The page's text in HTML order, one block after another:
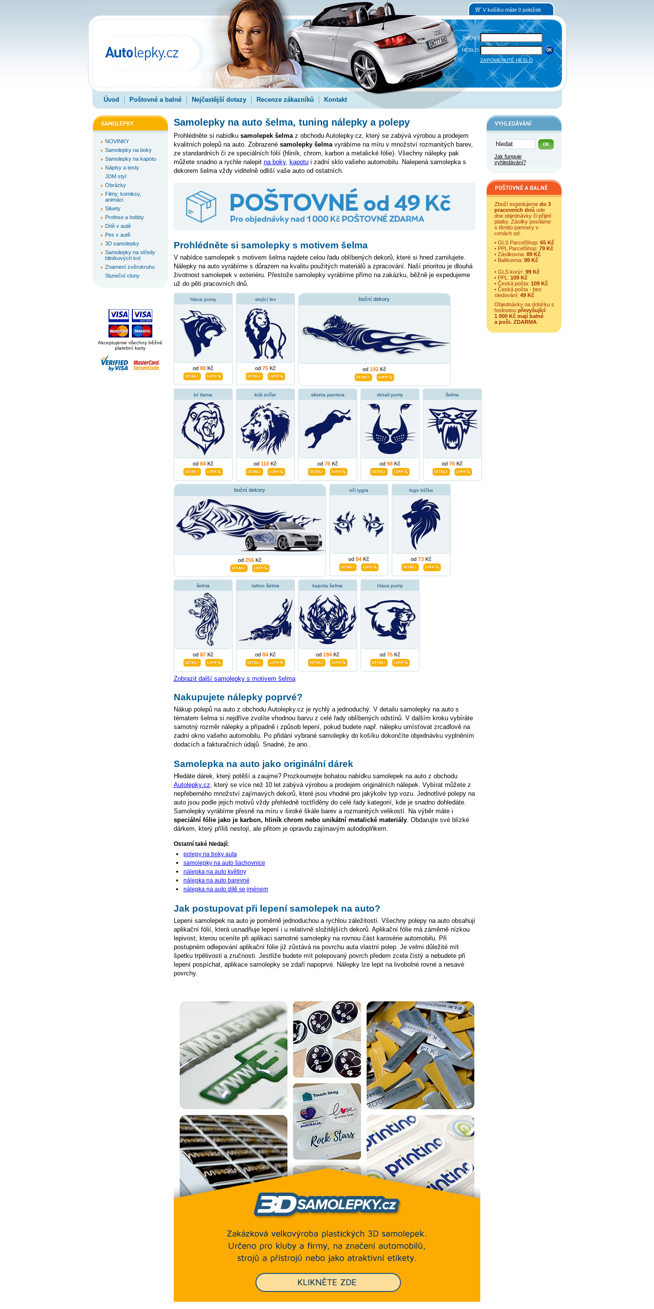
V košíku máte 0 položek
JMÉNO:
HESLO:
ZAPOMENUTÉ HESLO
Úvod Poštovné a balné Nejčastější dotazy Recenze zákazníků Kontakt
NOVINKY
Samolepky na boky
Samolepky na kapotu
Nápisy a texty
JDM styl
Obrázky
Filmy, komiksy,
animáci
Siluety
Profese a hobby
Dítě v autě
Pes v autě
3D samolepky
Samolepky na středy
hliníkových kol
Znamení zvěrokruhu
Sluneční clony
Akceptujeme všechny běžné
platební karty
Samolepky na auto šelma, tuning nálepky a polepy
Prohlédněte si nabídku samolepek šelmaz obchodu Autolepky.cz, který se zabývá výrobou a prodejem
kvalitních polepů na auto. Zobrazené samolepky šelmavyrábíme na míru v množství rozmanitých barev,
ze standardních či ze speciálních fólií (hliník, chrom, karbon a metalické fólie). Všechny nálepky pak
můžete snadno a rychle nalepit na boky, kapotui zadní sklo vašeho automobilu. Nalepená samolepka s
dekorem šelma vždy viditelně odliší vaše auto od ostatních.
Prohlédněte si samolepky s motivem šelma
V nabídce samolepek s motivem šelma najdete celou řadu oblíbených dekorů, které si hned zamilujete.
Nálepky na auto vyrábíme s důrazem na kvalitu použitých materiálů a zpracování. Naší prioritou je dlouhá
životnost samolepek v exteriéru. Přestože samolepky vyrábíme přímo na zakázku, běžně je expedujeme
už do pěti pracovních dnů.
hlava pumy
od 80Kč
stojící lev
od 75Kč
boční dekory
od 192Kč
lví tlama
od 84Kč
král zvířat
od 110 Kč
silueta pantera
od 76Kč
detail pumy
od 98Kč
šelma
od 76Kč
boční dekory
od 255Kč
oči tygra
od 84Kč
logo lvíčka
od 73Kč
šelma
od 87Kč
tattoo šelma
od 84Kč
kapota šelma
od 194Kč
hlava pumy
od 75Kč
Zobrazit další samolepky s motivem šelma
Nakupujete nálepky poprvé?
Nákup polepů na auto z obchodu Autolepky.cz je rychlý a jednoduchý. V detailu samolepky na auto s
tématem šelma si nejdříve zvolíte vhodnou barvu z celé řady oblíbených odstínů. V dalším kroku vybíráte
samotný rozměr nálepky a případně i způsob lepení, pokud budete např. nálepku umísťovat zrcadlově na
zadní okno vašeho automobilu. Po přidání vybrané samolepky do košíku dokončíte objednávku vyplněním
dodacích a fakturačních údajů. Snadné, že ano..
Samolepka na auto jako originální dárek
Hledáte dárek, který potěší a zaujme? Prozkoumejte bohatou nabídku samolepek na auto z obchodu
Autolepky.cz, který se více než 10 let zabývá výrobou a prodejem originálních nálepek. Vybírat můžete z
nepřeberného množství zajímavých dekorů, které jsou vhodné pro jakýkoliv typ vozu. Jednotlivé polepy na
auto jsou podle jejich motivů vždy přehledně roztříděny do celé řady kategorií, kde je snadno dohledáte.
Samolepky vyrábíme přesně na míru v široké škále barev a rozmanitých velikostí. Na výběr máte i
speciální fólie jako je karbon, hliník chrom nebo unikátní metalické materiály. Obdarujte své blízké
dárkem, který příliš nestojí, ale přitom je opravdu zajímavým autodoplňkem.
Ostatní také hledají:
polepy na boky auta
samolepky na auto šachovnice
nálepka na auto květiny
nálepka na auto barevné
nálepka na auto dítě se jménem
Jak postupovat při lepení samolepek na auto?
Lepení samolepek na auto je poměrně jednoduchou a rychlou záležitostí. Všechny polepy na auto obsahují
aplikační fólií, která usnadňuje lepení i u relativně složitějších dekorů. Aplikační fólie má záměrně nízkou
lepivost, kterou oceníte při aplikaci samotné samolepky na rovnou část karosérie automobilu. Při
postupném odlepování aplikační fólie již zůstává na povrchu auta vlastní polep. Je velmi důležité mít
špetku trpělivosti a zručnosti. Jestliže budete mít polepovaný povrch předem zcela čistý a nebudete při
lepení pospíchat, aplikace samolepky se zdaří napoprvé. Nálepky lze lepit na livobolné rovné a nesavé
povrchy.
Jak funguje
vyhledávání?
Zboží expedujeme do 3
pracovních dnů ode
dne objednávky či přijetí
platby. Zásilky posíláme
s těmito partnery v
cenách od:
• GLS ParcelShop: 65 Kč
• PPL ParcelShop: 79 Kč
• Zásilkovna: 89 Kč
• Balíkovna: 99 Kč
• GLS kurýr: 99 Kč
• PPL: 109 Kč
• Česká pošta: 109 Kč
• Česká pošta - bez
sledování: 49 Kč
Objednávky na dobírku s
hodnotou převyšující
1 000 Kč mají balné
a pošt. ZDARMA.